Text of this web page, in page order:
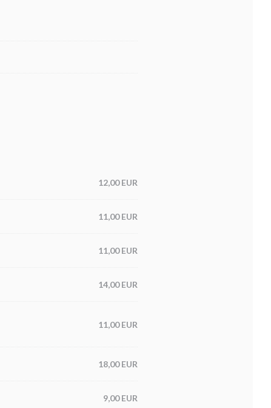
12,00 EUR
11,00 EUR
11,00 EUR
14,00 EUR
11,00 EUR
18,00 EUR
9,00 EUR